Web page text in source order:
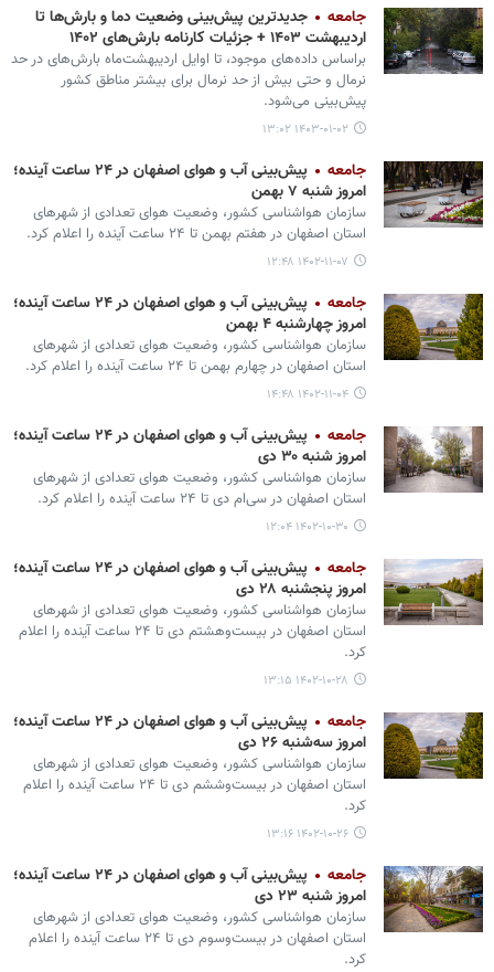
جامعه
جدیدترین پیش‌بینی وضعیت دما و بارش‌ها تا
اردیبهشت ۱۴۰۳ + جزئیات کارنامه بارش‌های ۱۴۰۲
براساس داده‌های موجود، تا اوایل اردیبهشت‌ماه بارش‌های در حد
نرمال و حتی بیش از حد نرمال برای بیشتر مناطق کشور
پیش‌بینی می‌شود.
۱۴۰۳-۰۱-۰۲ ۱۳:۰۲
جامعه
پیش‌بینی آب و هوای اصفهان در ۲۴ ساعت آینده؛
امروز شنبه ۷ بهمن
سازمان هواشناسی کشور، وضعیت هوای تعدادی از شهرهای
استان اصفهان در هفتم بهمن تا ۲۴ ساعت آینده را اعلام کرد.‌
۱۴۰۲-۱۱-۰۷ ۱۲:۴۸
جامعه
پیش‌بینی آب و هوای اصفهان در ۲۴ ساعت آینده؛
امروز چهارشنبه ۴ بهمن
سازمان هواشناسی کشور، وضعیت هوای تعدادی از شهرهای
استان اصفهان در چهارم بهمن تا ۲۴ ساعت آینده را اعلام کرد.‌
۱۴۰۲-۱۱-۰۴ ۱۴:۴۸
جامعه
پیش‌بینی آب و هوای اصفهان در ۲۴ ساعت آینده؛
امروز شنبه ۳۰ دی
سازمان هواشناسی کشور، وضعیت هوای تعدادی از شهرهای
استان اصفهان در سی‌ام دی تا ۲۴ ساعت آینده را اعلام کرد.‌
۱۴۰۲-۱۰-۳۰ ۱۲:۰۴
جامعه
پیش‌بینی آب و هوای اصفهان در ۲۴ ساعت آینده؛
امروز پنجشنبه ۲۸ دی
سازمان هواشناسی کشور، وضعیت هوای تعدادی از شهرهای
استان اصفهان در بیست‌وهشتم دی تا ۲۴ ساعت آینده را اعلام
کرد.‌
۱۴۰۲-۱۰-۲۸ ۱۳:۱۵
جامعه
پیش‌بینی آب و هوای اصفهان در ۲۴ ساعت آینده؛
امروز سه‌شنبه ۲۶ دی
سازمان هواشناسی کشور، وضعیت هوای تعدادی از شهرهای
استان اصفهان در بیست‌وششم دی تا ۲۴ ساعت آینده را اعلام
کرد.‌
۱۴۰۲-۱۰-۲۶ ۱۳:۱۶
جامعه
پیش‌بینی آب و هوای اصفهان در ۲۴ ساعت آینده؛
امروز شنبه ۲۳ دی
سازمان هواشناسی کشور، وضعیت هوای تعدادی از شهرهای
استان اصفهان در بیست‌وسوم دی تا ۲۴ ساعت آینده را اعلام
کرد.‌